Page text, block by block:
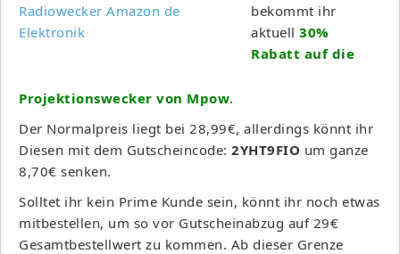
bekommt ihr
aktuell 30%
Rabatt auf die
Projektionswecker von Mpow.
Der Normalpreis liegt bei 28,99€, allerdings könnt ihr
Diesen mit dem Gutscheincode: 2YHT9FIO um ganze
8,70€ senken.
Solltet ihr kein Prime Kunde sein, könnt ihr noch etwas
mitbestellen, um so vor Gutscheinabzug auf 29€
Gesamtbestellwert zu kommen. Ab dieser Grenze